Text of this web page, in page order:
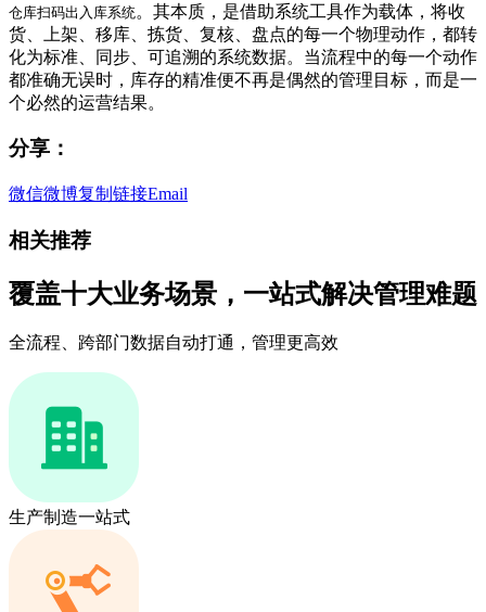
仓库扫码出入库系统。其本质，是借助系统工具作为载体，将收
货、上架、移库、拣货、复核、盘点的每一个物理动作，都转
化为标准、同步、可追溯的系统数据。当流程中的每一个动作
都准确无误时，库存的精准便不再是偶然的管理目标，而是一
个必然的运营结果。
分享：
微信微博复制链接Email
相关推荐
覆盖十大业务场景，一站式解决管理难题
全流程、跨部门数据自动打通，管理更高效
生产制造一站式